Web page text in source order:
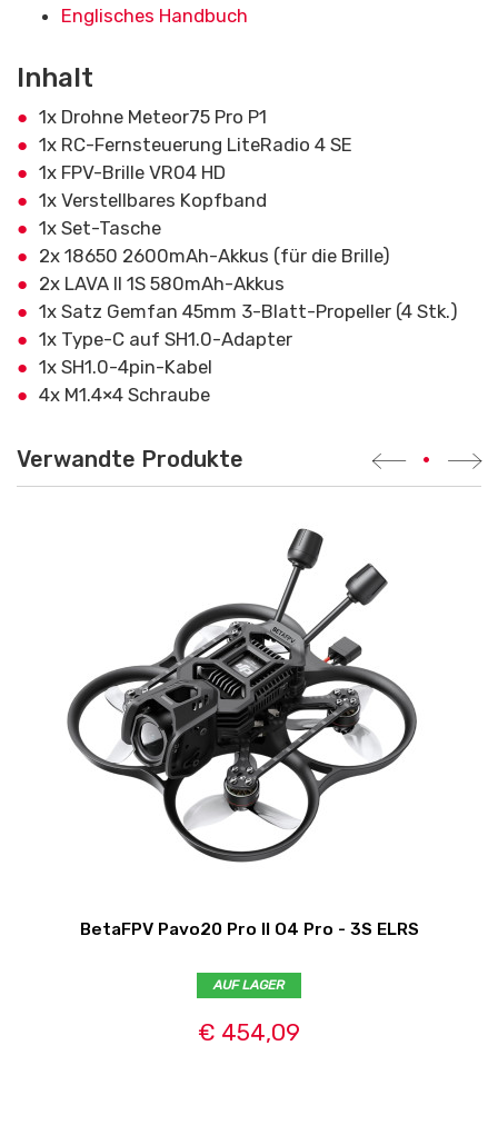
Englisches Handbuch
Inhalt
1x Drohne Meteor75 Pro P1
1x RC-Fernsteuerung LiteRadio 4 SE
1x FPV-Brille VR04 HD
1x Verstellbares Kopfband
1x Set-Tasche
2x 18650 2600mAh-Akkus (für die Brille)
2x LAVA II 1S 580mAh-Akkus
1x Satz Gemfan 45mm 3-Blatt-Propeller (4 Stk.)
1x Type-C auf SH1.0-Adapter
1x SH1.0-4pin-Kabel
4x M1.4×4 Schraube
Verwandte Produkte •
BetaFPV Pavo20 Pro II O4 Pro - 3S ELRS
AUF LAGER
€ 454,09